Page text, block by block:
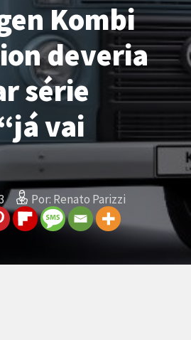
Kombi
deveria
série
vai
Por: Renato Parizzi